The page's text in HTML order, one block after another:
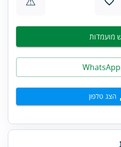
מועמדות
הצג טלפון